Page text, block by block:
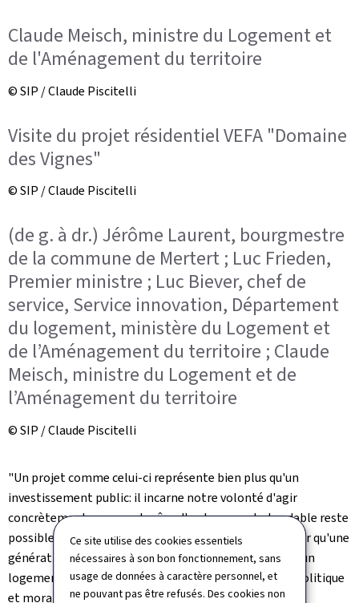
Ce site utilise des cookies essentiels
nécessaires à son bon fonctionnement, sans
usage de données à caractère personnel, et
ne pouvant pas être refusés. Des cookies non
Claude Meisch, ministre du Logement et
de l'Aménagement du territoire
© SIP / Claude Piscitelli
Visite du projet résidentiel VEFA "Domaine
des Vignes"
© SIP / Claude Piscitelli
(de g. à dr.) Jérôme Laurent, bourgmestre
de la commune de Mertert ; Luc Frieden,
Premier ministre ; Luc Biever, chef de
service, Service innovation, Département
du logement, ministère du Logement et
de l’Aménagement du territoire ; Claude
Meisch, ministre du Logement et de
l’Aménagement du territoire
© SIP / Claude Piscitelli
"Un projet comme celui-ci représente bien plus qu'un
investissement public: il incarne notre volonté d'agir
concrètement pour que le rêve d'un logement abordable reste
possible au Luxembourg. Nous ne pouvons pas accepter qu'une
génération entière doute de pouvoir un jour accéder à un
logement. Redonner cette perspective est un devoir politique
et moral." a déclaré Luc Frieden.